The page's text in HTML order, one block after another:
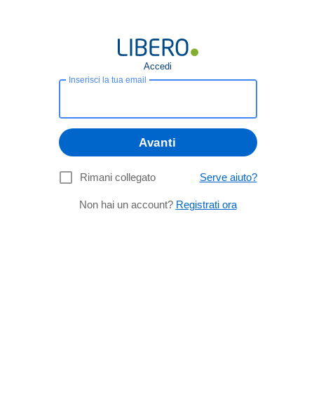
Accedi
Inserisci la tua email
Avanti
Rimani collegato Serve aiuto?
Non hai un account? Registrati ora